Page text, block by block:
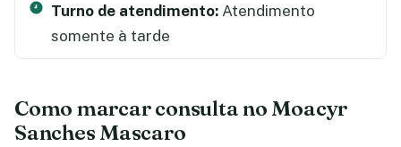
Turno de atendimento: Atendimento
somente à tarde
Como marcar consulta no Moacyr
Sanches Mascaro